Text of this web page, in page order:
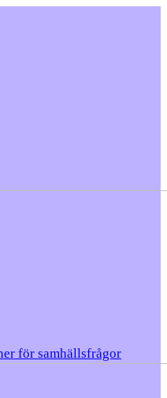
för samhällsfrågor